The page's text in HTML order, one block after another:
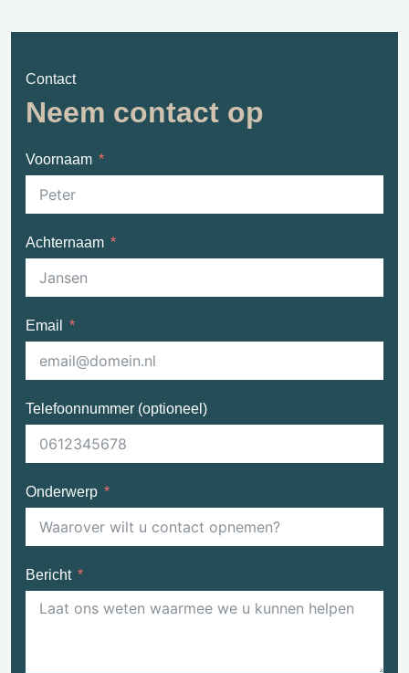
Contact
Neem contact op
Voornaam
Achternaam
Email
Telefoonnummer (optioneel)
Onderwerp
Bericht